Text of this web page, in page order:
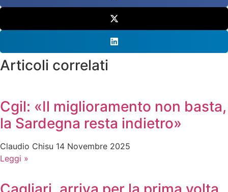
Articoli correlati
Cgil: «Il miglioramento non basta,
la Sardegna resta indietro»
Claudio Chisu 14 Novembre 2025
Leggi »